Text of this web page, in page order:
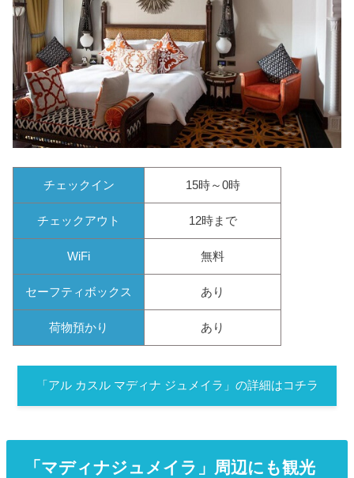
チェックイン 15時～0時
チェックアウト 12時まで
WiFi 無料
セーフティボックス あり
荷物預かり あり
「アル カスル マディナ ジュメイラ」の詳細はコチラ
「マディナジュメイラ」周辺にも観光